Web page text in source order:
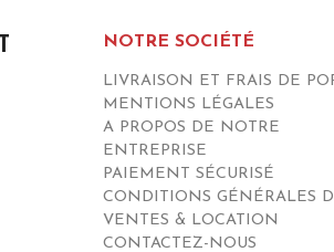
NOTRE SOCIÉTÉ
LIVRAISON ET FRAIS DE
MENTIONS LÉGALES
A PROPOS DE NOTRE
ENTREPRISE
PAIEMENT SÉCURISÉ
CONDITIONS GÉNÉRALES
VENTES & LOCATION
CONTACTEZ-NOUS